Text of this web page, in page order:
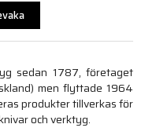
sedan 1787, företaget
men flyttade 1964
produkter tillverkas för
och verktyg.